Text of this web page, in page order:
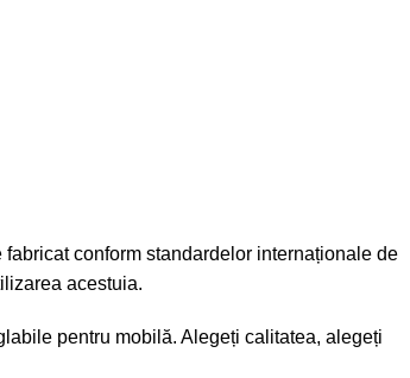
conform standardelor internaționale de
acestuia.
pentru mobilă. Alegeți calitatea, alegeți